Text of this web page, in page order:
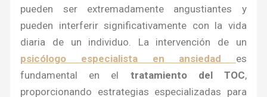
pueden ser extremadamente angustiantes y
pueden interferir significativamente con la vida
diaria de un individuo. La intervención de un
psicólogo especialista en ansiedad es
fundamental en el tratamiento del TOC,
proporcionando estrategias especializadas para